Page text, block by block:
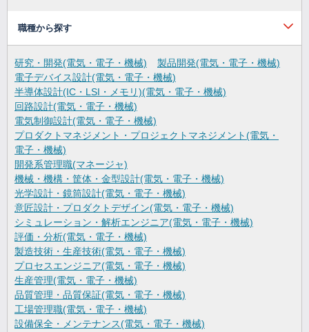
職種から探す
研究・開発(電気・電子・機械)
製品開発(電気・電子・機械)
電子デバイス設計(電気・電子・機械)
半導体設計(IC・LSI・メモリ)(電気・電子・機械)
回路設計(電気・電子・機械)
電気制御設計(電気・電子・機械)
プロダクトマネジメント・プロジェクトマネジメント(電気・
電子・機械)
開発系管理職(マネージャ)
機械・機構・筐体・金型設計(電気・電子・機械)
光学設計・鏡筒設計(電気・電子・機械)
意匠設計・プロダクトデザイン(電気・電子・機械)
シミュレーション・解析エンジニア(電気・電子・機械)
評価・分析(電気・電子・機械)
製造技術・生産技術(電気・電子・機械)
プロセスエンジニア(電気・電子・機械)
生産管理(電気・電子・機械)
品質管理・品質保証(電気・電子・機械)
工場管理職(電気・電子・機械)
設備保全・メンテナンス(電気・電子・機械)